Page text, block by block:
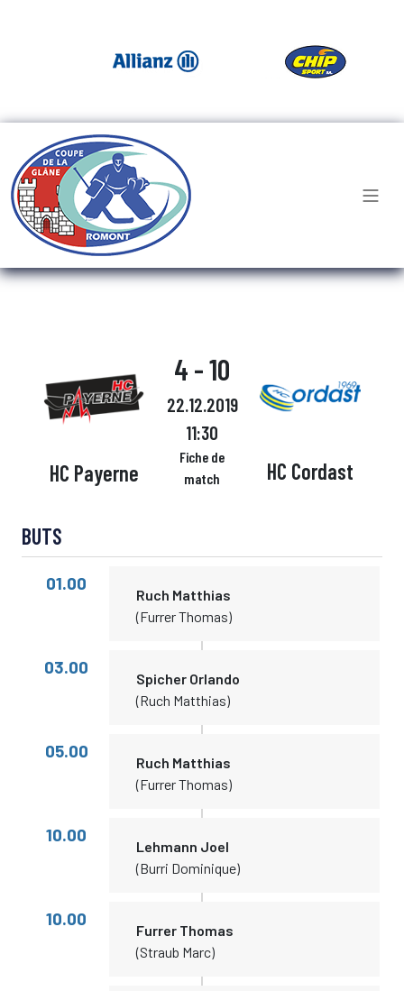
HC Payerne
4 - 10
22.12.2019
11:30
Fiche de
match
HC Cordast
BUTS
01.00
Ruch Matthias
(Furrer Thomas)
03.00
Spicher Orlando
(Ruch Matthias)
05.00
Ruch Matthias
(Furrer Thomas)
10.00
Lehmann Joel
(Burri Dominique)
10.00
Furrer Thomas
(Straub Marc)